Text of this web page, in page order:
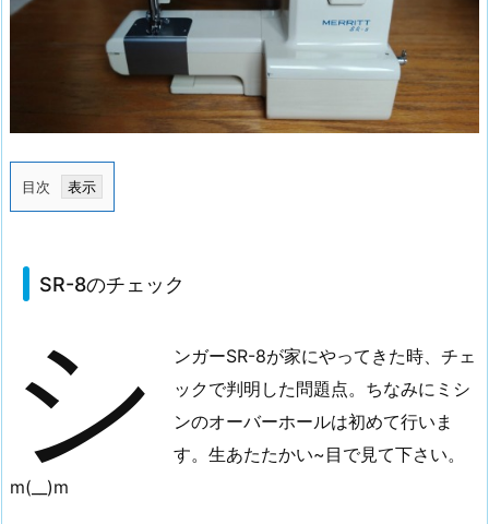
目次
1.
の
チ
ェ
ッ
SR-8のチェック
シ
ンガーSR-8が家にやってきた時、チェ
ックで判明した問題点。ちなみにミシ
ンのオーバーホールは初めて行いま
す。生あたたかい~目で見て下さい。
m(__)m